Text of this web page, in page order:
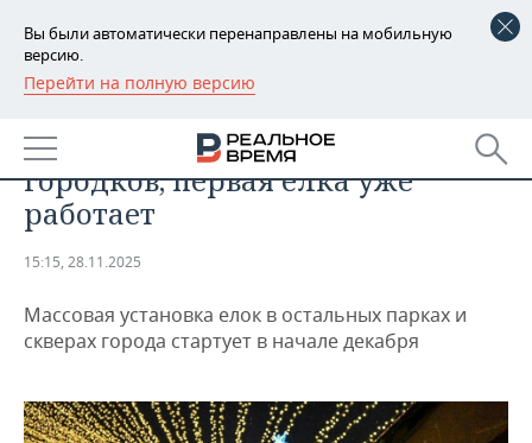
Вы были автоматически перенаправлены на мобильную
версию.
Перейти на полную версию
РЕГИОНЫ
БАШКОРТОСТАН
ТАТАРСТАН
НОВОСТИ
АНАЛИТИКА
ДЕКЛАРАЦИИ О ДОХОДАХ
КОРОЛИ ГОСЗАКАЗА ПФО
ВУЗЫ ТАТАРСТАНА
НОВОСТИ ЭКОНОМИКИ
ФИНАНСЫ
БАНКИ
ПРОМЫШЛЕННОСТЬ
НОВОСТИ
АГРОПРОМ
НЕДВИЖИМОСТЬ
НОВОСТИ НЕДВИЖИМОСТИ
АВТО
В Казани откроют 37 елочных
городков, первая елка уже
работает
15:15, 28.11.2025
Массовая установка елок в остальных парках и
скверах города стартует в начале декабря